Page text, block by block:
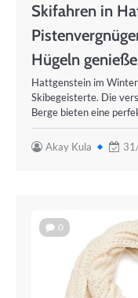
Skifahren in
Hügeln
Hattgenstein im
Skibegeisterte. Die
Berge bieten eine
Akay Kula
0